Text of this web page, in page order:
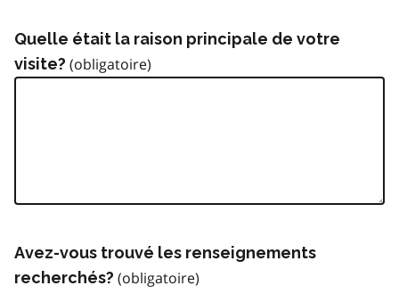
Quelle était la raison principale de votre
visite?
Avez-vous trouvé les renseignements
recherchés?